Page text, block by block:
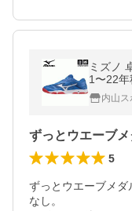
ミズノ
1〜22
内山
5
ずっとウエーブメダ
なし。